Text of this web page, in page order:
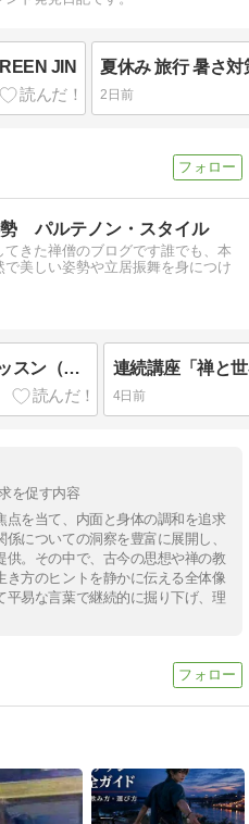
JIN
2日前
勢 パルテノン・スタイル
きた禅僧のブログです誰でも、本
美しい姿勢や立居振舞を身につけ
「活き活きと生きるためのレッスン（ドラッカーのいうフィディアスのレッスン）
4日前
を促す内容
点を当て、内面と身体の調和を追求
についての洞察を豊富に展開し、
。その中で、古今の思想や禅の教
き方のヒントを静かに伝える全体像
平易な言葉で継続的に掘り下げ、理